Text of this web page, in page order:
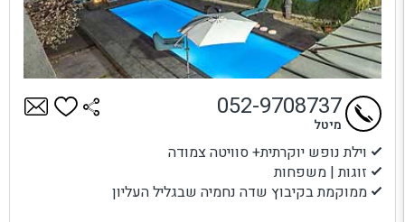
וילת נופש יוקרתית+ סוויטה צמודה
זוגות | משפחות
ממוקמת בקיבוץ שדה נחמיה שבגליל העליון
052-9708737
מיטל